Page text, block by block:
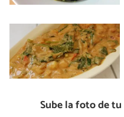
Sube la foto de tu